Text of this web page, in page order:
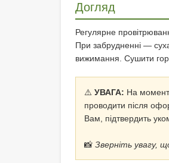
Догляд
Регулярне
При забрудненні —
вижимання. Сушити
⚠️ УВАГА: На
проводити після
Вам, підтвердить
📸 Зверніть увагу,